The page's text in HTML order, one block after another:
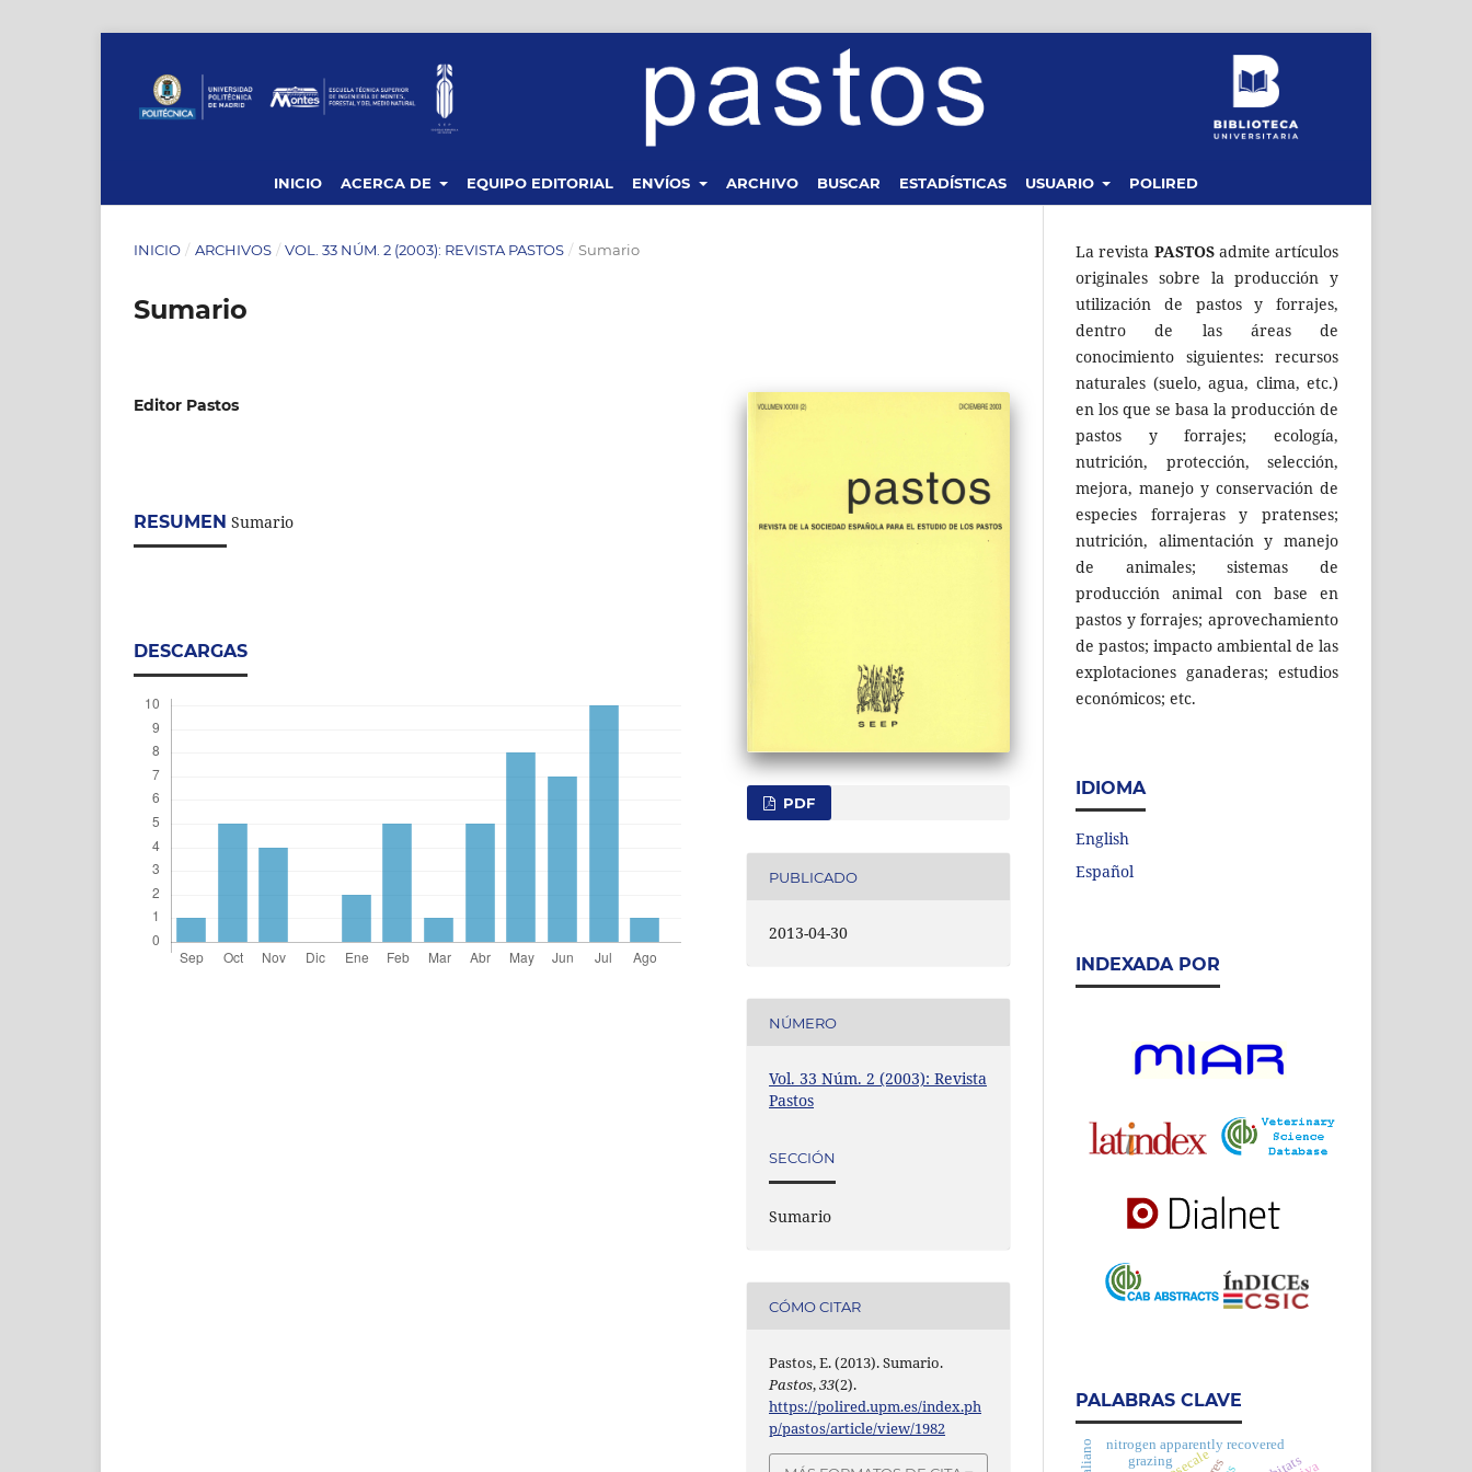
INICIO ACERCA DE EQUIPO EDITORIAL ENVÍOS ARCHIVO BUSCAR ESTADÍSTICAS USUARIO POLIRED
INICIO / ARCHIVOS / VOL. 33 NÚM. 2 (2003): REVISTA PASTOS / Sumario
Sumario
Editor Pastos
RESUMEN Sumario
DESCARGAS
PDF
PUBLICADO
2013-04-30
NÚMERO
Vol. 33 Núm. 2 (2003): Revista
Pastos
SECCIÓN
Sumario
CÓMO CITAR
Pastos, E. (2013). Sumario.
Pastos,33(2).
https://polired.upm.es/index.ph
p/pastos/article/view/1982
La revista PASTOSadmite artículos
originales sobre la producción y
utilización de pastos y forrajes,
dentro de las áreas de
conocimiento siguientes: recursos
naturales (suelo, agua, clima, etc.)
en los que se basa la producción de
pastos y forrajes; ecología,
nutrición, protección, selección,
mejora, manejo y conservación de
especies forrajeras y pratenses;
nutrición, alimentación y manejo
de animales; sistemas de
producción animal con base en
pastos y forrajes; aprovechamiento
de pastos; impacto ambiental de las
explotaciones ganaderas; estudios
económicos; etc.
IDIOMA
English
Español
INDEXADA POR
PALABRAS CLAVE
nitrogen apparently recovered
grazing